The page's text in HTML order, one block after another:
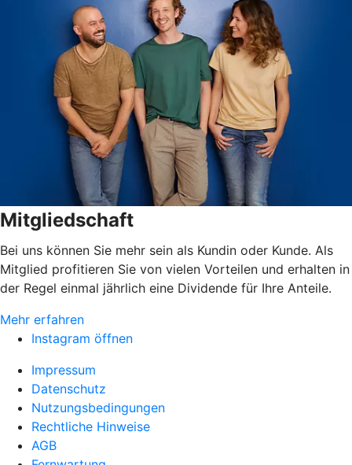
Mitgliedschaft
Bei uns können Sie mehr sein als Kundin oder Kunde. Als
Mitglied profitieren Sie von vielen Vorteilen und erhalten in
der Regel einmal jährlich eine Dividende für Ihre Anteile.
Mehr erfahren
Instagram öffnen
Impressum
Datenschutz
Nutzungsbedingungen
Rechtliche Hinweise
AGB